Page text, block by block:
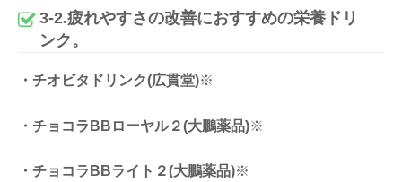
3-2.疲れやすさの改善におすすめの栄養ドリ
ンク。
・チオビタドリンク(広貫堂)※
・チョコラBBローヤル２(大鵬薬品)※
・チョコラBBライト２(大鵬薬品)※